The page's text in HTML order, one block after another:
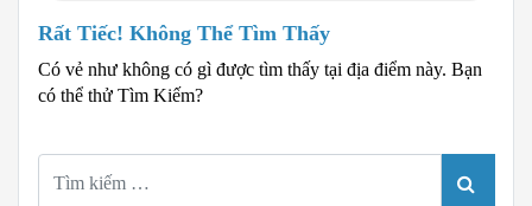
Rất Tiếc! Không Thể Tìm Thấy
Có vẻ như không có gì được tìm thấy tại địa điểm này. Bạn
có thể thử Tìm Kiếm?
kiếm
TÌM